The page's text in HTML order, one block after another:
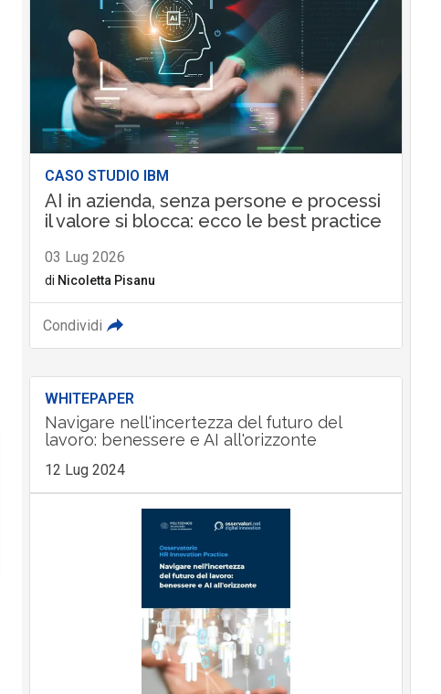
CASO STUDIO IBM
AI in azienda, senza persone e processi
il valore si blocca: ecco le best practice
03 Lug 2026
di Nicoletta Pisanu
Condividi
WHITEPAPER
Navigare nell'incertezza del futuro del
lavoro: benessere e AI all'orizzonte
12 Lug 2024